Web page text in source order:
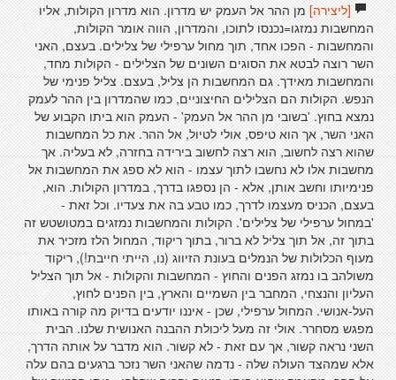
[ליצירה]מן ההר אל העמק יש מדרון. הוא מדרון הקולות, אליו
המחשבות נמזגו=נכנסו לתוכו, והמדרון, הווה אומר הקולות,
והמחשבות - הפכו אחד, תוך מחול ערפילי של צלילים. בעצם, האני
השר רוצה לבטא את הסוגים השונים של הצלילים - הקולות מחד,
והמחשבות מאידך. גם המחשבות הן צליל, בעצם. צליל פנימי של
הנפש. הקולות הם הצלילים החיצוניים, כמו שהמדרון בין ההר לעמק
נמצא בחוץ. 'בשובי מן ההר אל העמק' - העמק הוא ביתו הקבוע של
האני השר, אך הוא טיפס, אולי לטיול, אל ההר. את כל המחשבות
שהוא רצה לחשוב, הוא רצה לחשוב בירידה בחזרה, לא בעליה. אך
מחשבות אלו לא נחשבו לתוך עצמו - הוא לא ספג את המחשבות אל
פנימיותו וחשב אותן, אלא - הן נספגו בדרך, במדרון הקולות. הוא,
בעצם, הכניס מעצמו לדרך, כמו טבע בה את צעדיו. וכל זאת -
'במחול ערפילי של צלילים'. הקולות והמחשבות נמזגים במטושטש זה
בתוך זה, אל תוך צליל לא ברור, בתוך ריקוד, המחול הלז מזכיר את
מעוף הכלולות של הנמלים בעונת הזיווג (נו, הייתי חייבת!), ריקוד
משולהב בו נמזג הפנים והחוץ - המחשבות והקולות - אל תוך הצליל
העליון והנצחי, המחבר בין השמיים והארץ, בין הפנים לחוץ,
העל-אנושי. המחול ערפילי, שכן - איננו יודעים בדיוק מה קורה באותו
מפגש מסחרר. אולי זה מעל ליכולת ההבנה האנושית שלנו. הבית
השני נראה קשור, אך עם זאת - לא קשור. הוא מדבר על אותה הדרך,
אלא שמהצד העולה שלה - נדמה שהאני השר נזכר ברגעים בהם עלה